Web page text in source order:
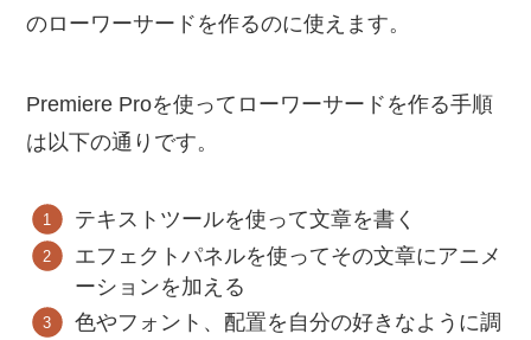
のローワーサードを作るのに使えます。
Premiere Proを使ってローワーサードを作る手順
は以下の通りです。
テキストツールを使って文章を書く
エフェクトパネルを使ってその文章にアニメ
ーションを加える
色やフォント、配置を自分の好きなように調